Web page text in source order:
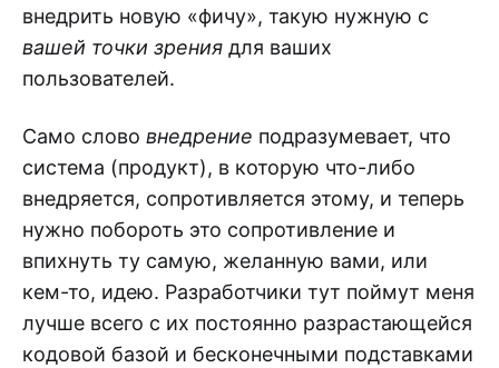
внедрить новую «фичу», такую нужную с
вашей точки зрения для ваших
пользователей.
Само слово внедрение подразумевает, что
система (продукт), в которую что-либо
внедряется, сопротивляется этому, и теперь
нужно побороть это сопротивление и
впихнуть ту самую, желанную вами, или
кем-то, идею. Разработчики тут поймут меня
лучше всего с их постоянно разрастающейся
кодовой базой и бесконечными подставками